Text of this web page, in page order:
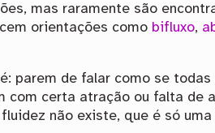
mas raramente são
orientações como bifluxo,
parem de falar como se todas
com certa atração ou falta de
não existe, que é só